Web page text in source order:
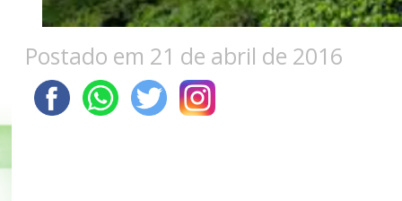
Postado em 21 de abril de 2016